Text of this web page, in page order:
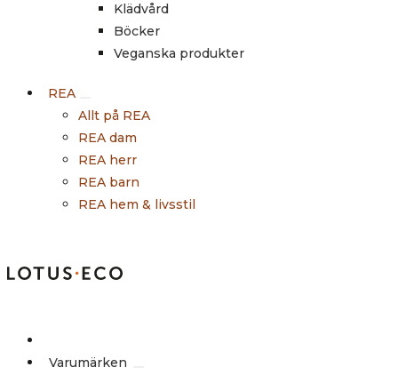
Klädvård
Böcker
Veganska produkter
REA
Allt på REA
REA dam
REA herr
REA barn
REA hem & livsstil
Varumärken